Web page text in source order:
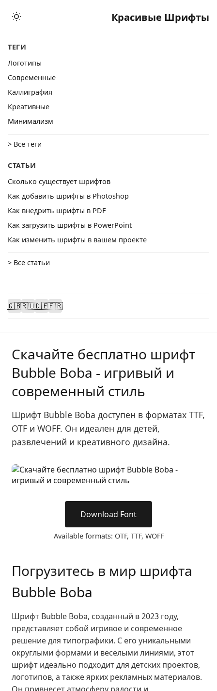
Красивые Шрифты
ТЕГИ
Логотипы
Cовременные
Каллиграфия
Креативные
Минимализм
> Все теги
СТАТЬИ
Сколько существует шрифтов
Как добавить шрифты в Photoshop
Как внедрить шрифты в PDF
Как загрузить шрифты в PowerPoint
Как изменить шрифты в вашем проекте
> Все статьи
🇬🇧🇷🇺🇩🇪🇫🇷
Скачайте бесплатно шрифт
Bubble Boba - игривый и
современный стиль
Шрифт Bubble Boba доступен в форматах TTF,
OTF и WOFF. Он идеален для детей,
развлечений и креативного дизайна.
Download Font
Available formats: OTF, TTF, WOFF
Погрузитесь в мир шрифта
Bubble Boba
Шрифт Bubble Boba, созданный в 2023 году,
представляет собой игривое и современное
решение для типографики. С его уникальными
округлыми формами и веселыми линиями, этот
шрифт идеально подходит для детских проектов,
логотипов, а также ярких рекламных материалов.